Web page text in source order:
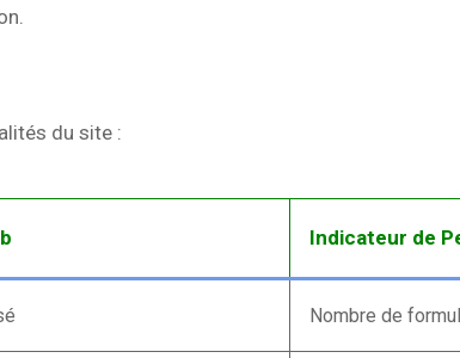
du site :
Indicateur de
Nombre de